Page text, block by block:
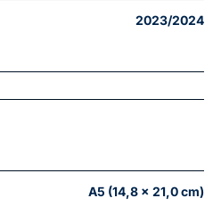
2023/2024
A5 (14,8 x 21,0 cm)